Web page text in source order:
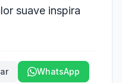
suave inspira
WhatsApp